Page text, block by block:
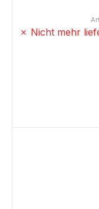
✗ Nicht mehr